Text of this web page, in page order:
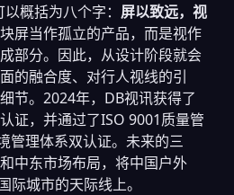
概括为八个字： 屏以致远，视
屏当作孤立的产品，而是视作
部分。因此，从设计阶段就会
的融合度、对行人视线的引
节。2024年，DB视讯获得了
证，并通过了ISO 9001质量管
管理体系双认证。未来的三
中东市场布局，将中国户外
际城市的天际线上。